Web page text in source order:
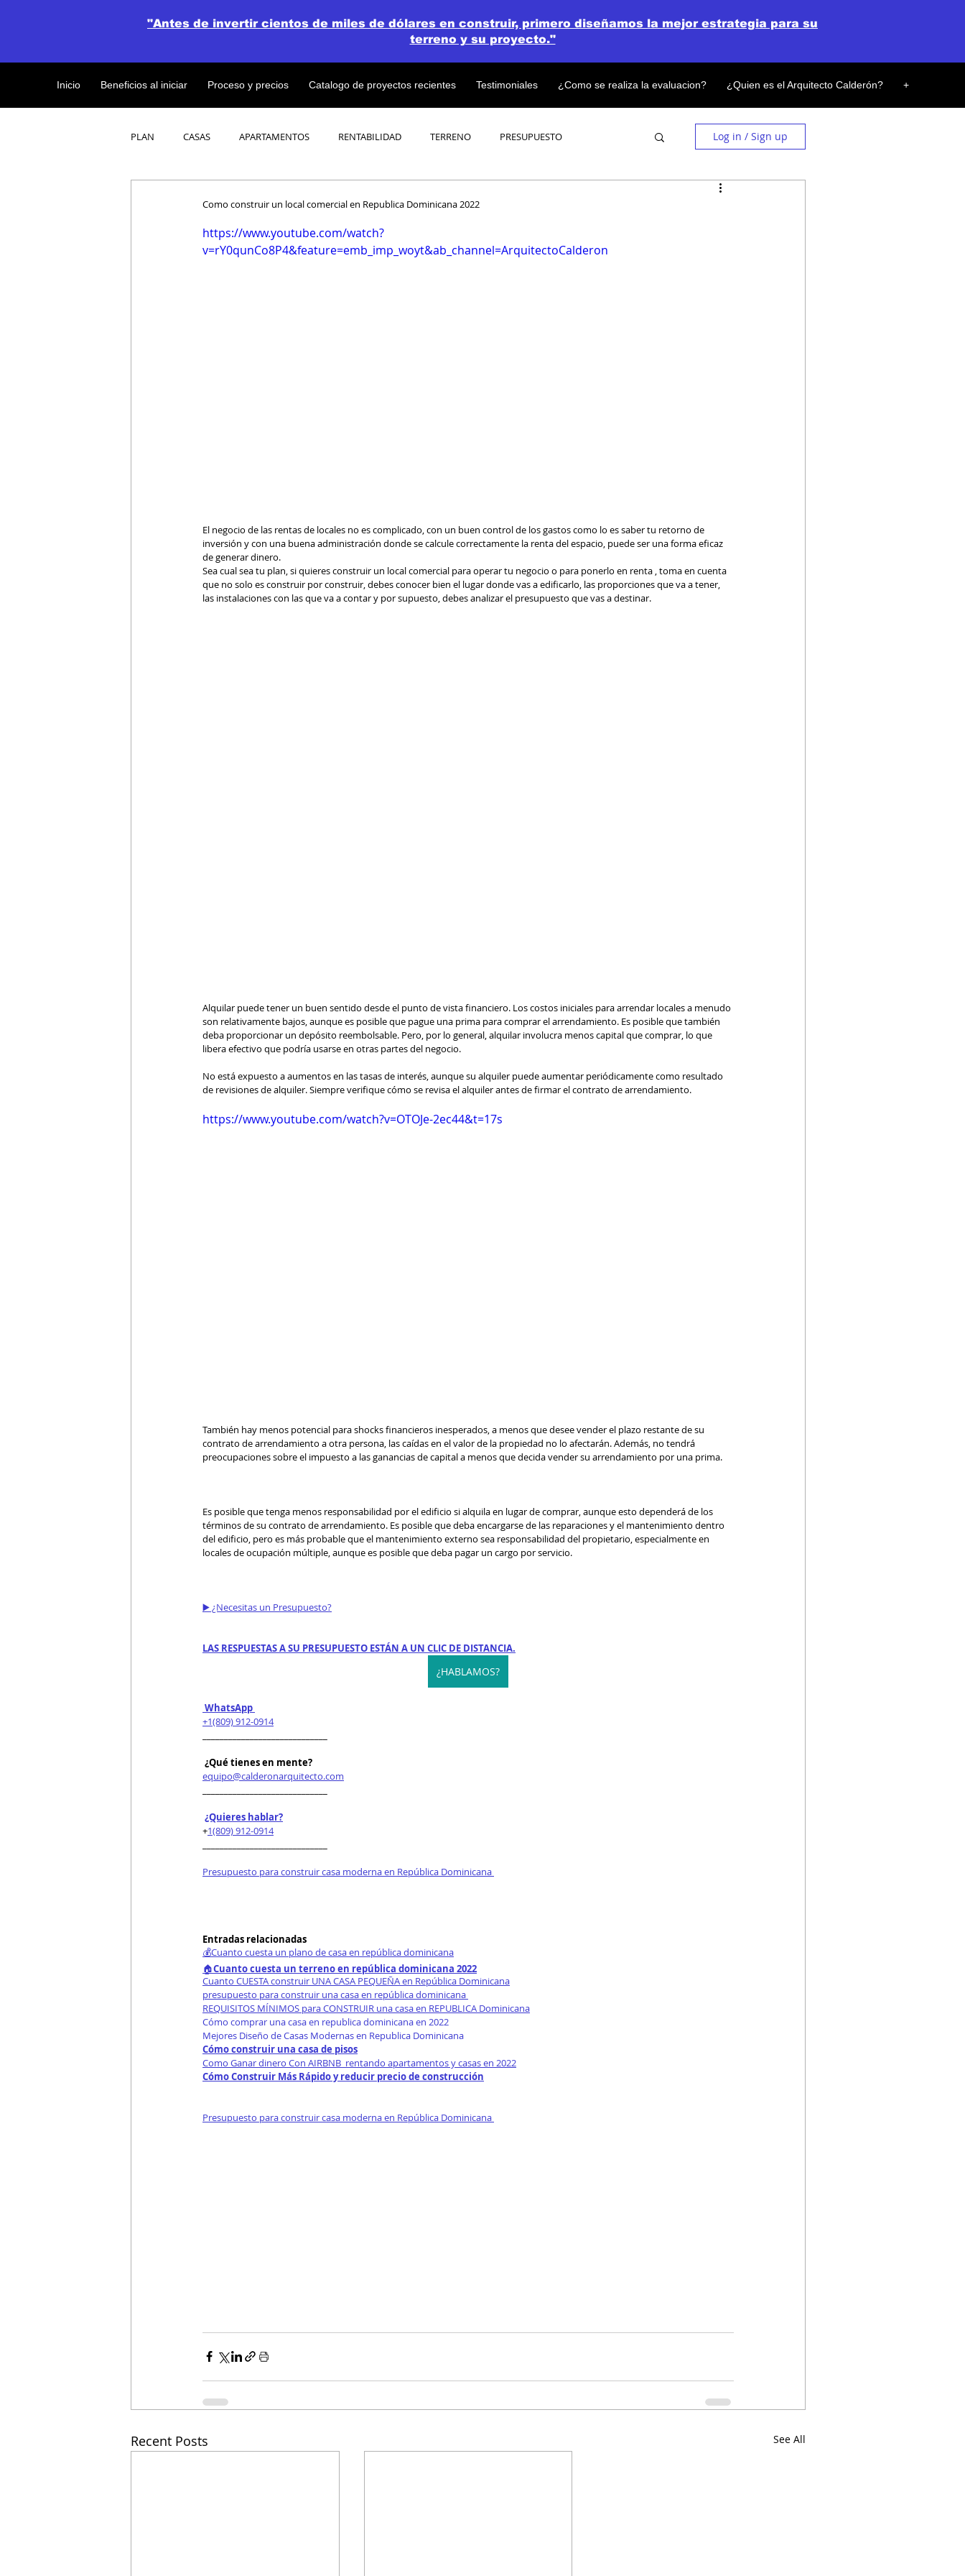
Inicio Beneficios al iniciar Proceso y precios Catalogo de proyectos recientes Testimoniales ¿Como se realiza la evaluacion? ¿Quien es el Arquitecto Calderón? +
"Antes de invertir cientos de miles de dólares en construir, primero diseñamos la mejor estrategia para su
terreno y su proyecto."
PLAN CASAS APARTAMENTOS RENTABILIDAD TERRENO PRESUPUESTO
OBRAS DE CONSTRUCCION
Log in / Sign up
Como construir un local comercial en Republica Dominicana 2022
https://www.youtube.com/watch?
v=rY0qunCo8P4&feature=emb_imp_woyt&ab_channel=ArquitectoCalderon
El negocio de las rentas de locales no es complicado, con un buen control de los gastos como lo es saber tu retorno de
inversión y con una buena administración donde se calcule correctamente la renta del espacio, puede ser una forma eficaz
de generar dinero.
Sea cual sea tu plan, si quieres construir un local comercial para operar tu negocio o para ponerlo en renta , toma en cuenta
que no solo es construir por construir, debes conocer bien el lugar donde vas a edificarlo, las proporciones que va a tener,
las instalaciones con las que va a contar y por supuesto, debes analizar el presupuesto que vas a destinar.
Alquilar puede tener un buen sentido desde el punto de vista financiero. Los costos iniciales para arrendar locales a menudo
son relativamente bajos, aunque es posible que pague una prima para comprar el arrendamiento. Es posible que también
deba proporcionar un depósito reembolsable. Pero, por lo general, alquilar involucra menos capital que comprar, lo que
libera efectivo que podría usarse en otras partes del negocio.
No está expuesto a aumentos en las tasas de interés, aunque su alquiler puede aumentar periódicamente como resultado
de revisiones de alquiler. Siempre verifique cómo se revisa el alquiler antes de firmar el contrato de arrendamiento.
https://www.youtube.com/watch?v=OTOJe-2ec44&t=17s
También hay menos potencial para shocks financieros inesperados, a menos que desee vender el plazo restante de su
contrato de arrendamiento a otra persona, las caídas en el valor de la propiedad no lo afectarán. Además, no tendrá
preocupaciones sobre el impuesto a las ganancias de capital a menos que decida vender su arrendamiento por una prima.
Es posible que tenga menos responsabilidad por el edificio si alquila en lugar de comprar, aunque esto dependerá de los
términos de su contrato de arrendamiento. Es posible que deba encargarse de las reparaciones y el mantenimiento dentro
del edificio, pero es más probable que el mantenimiento externo sea responsabilidad del propietario, especialmente en
locales de ocupación múltiple, aunque es posible que deba pagar un cargo por servicio.
▶️ ¿Necesitas un Presupuesto?
LAS RESPUESTAS A SU PRESUPUESTO ESTÁN A UN CLIC DE DISTANCIA.
¿HABLAMOS?
WhatsApp
+1(809) 912-0914
¿Qué tienes en mente?
equipo@calderonarquitecto.com
¿Quieres hablar?
+1(809) 912-0914
Presupuesto para construir casa moderna en República Dominicana
Entradas relacionadas
💰Cuanto cuesta un plano de casa en república dominicana
🏠Cuanto cuesta un terreno en república dominicana 2022
Cuanto CUESTA construir UNA CASA PEQUEÑA en República Dominicana
presupuesto para construir una casa en república dominicana
REQUISITOS MÍNIMOS para CONSTRUIR una casa en REPUBLICA Dominicana
Cómo comprar una casa en republica dominicana en 2022
Mejores Diseño de Casas Modernas en Republica Dominicana
Cómo construir una casa de pisos
Como Ganar dinero Con AIRBNB  rentando apartamentos y casas en 2022
Cómo Construir Más Rápido y reducir precio de construcción
Presupuesto para construir casa moderna en República Dominicana
Recent Posts See All